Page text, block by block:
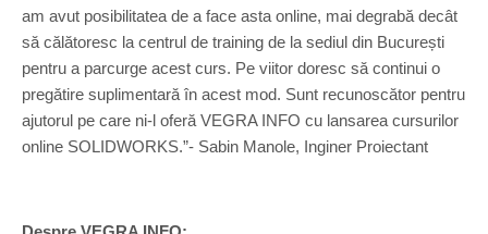
am avut posibilitatea de a face asta online, mai degrabă decât
să călătoresc la centrul de training de la sediul din București
pentru a parcurge acest curs. Pe viitor doresc să continui o
pregătire suplimentară în acest mod. Sunt recunoscător pentru
ajutorul pe care ni-l oferă VEGRA INFO cu lansarea cursurilor
online SOLIDWORKS.”- Sabin Manole, Inginer Proiectant